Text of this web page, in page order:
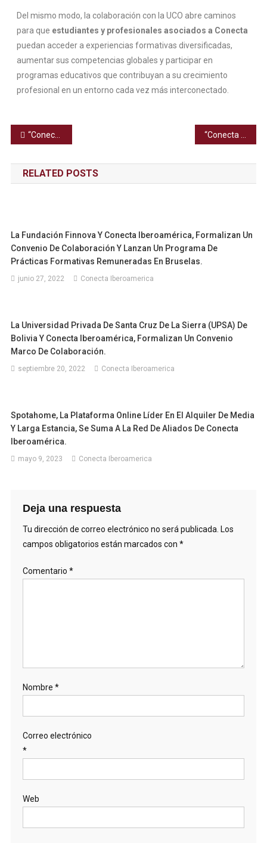
Del mismo modo, la colaboración con la UCO abre caminos
para que estudiantes y profesionales asociados a Conecta
puedan acceder a experiencias formativas diversificadas,
aumentar sus competencias globales y participar en
programas educativos que contribuyan a su crecimiento
profesional en un entorno cada vez más interconectado.
“Conecta Iberoamérica desarrolla con éxito su Programa “Proyección Global”: una experiencia formativa intensiva que impulsa a jóvenes universitarios con visión internacional.»
RELATED POSTS
La Fundación Finnova Y Conecta Iberoamérica, Formalizan Un
Convenio De Colaboración Y Lanzan Un Programa De
Prácticas Formativas Remuneradas En Bruselas.
junio 27, 2022 Conecta Iberoamerica
La Universidad Privada De Santa Cruz De La Sierra (UPSA) De
Bolivia Y Conecta Iberoamérica, Formalizan Un Convenio
Marco De Colaboración.
septiembre 20, 2022 Conecta Iberoamerica
Spotahome, La Plataforma Online Líder En El Alquiler De Media
Y Larga Estancia, Se Suma A La Red De Aliados De Conecta
Iberoamérica.
mayo 9, 2023 Conecta Iberoamerica
Deja una respuesta
Tu dirección de correo electrónico no será publicada. Los
campos obligatorios están marcados con *
Comentario *
Nombre *
Correo electrónico
*
Web